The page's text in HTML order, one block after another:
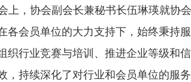
上，协会副会长兼秘书长伍琳瑛就协
各会员单位的大力支持下，始终秉持
织行业竞赛与培训、推进企业等级和
，持续深化了对行业和会员单位的服务